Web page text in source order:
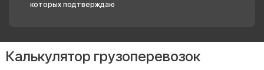
которых подтверждаю
Калькулятор грузоперевозок